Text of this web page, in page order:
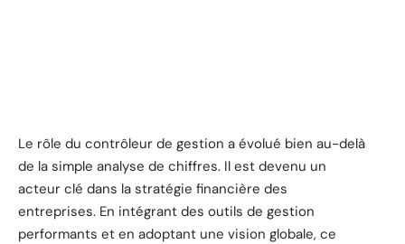
Le rôle du contrôleur de gestion a évolué bien au-delà
de la simple analyse de chiffres. Il est devenu un
acteur clé dans la stratégie financière des
entreprises. En intégrant des outils de gestion
performants et en adoptant une vision globale, ce